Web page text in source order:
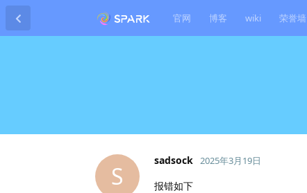
官网 博客 wiki 荣誉墙
S
sadsock 2025年3月19日
报错如下